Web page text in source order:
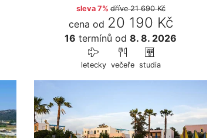
sleva 7% dříve21 690 Kč
cena od 20 190 Kč
16 termínů od 8. 8. 2026
letecky večeře studia